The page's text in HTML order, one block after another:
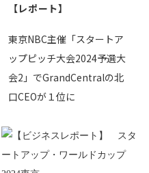
【レポート】
東京NBC主催「スタートア
ップピッチ大会2024予選大
会2」でGrandCentralの北
口CEOが１位に